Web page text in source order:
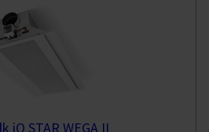
iQ STAR WEGA II